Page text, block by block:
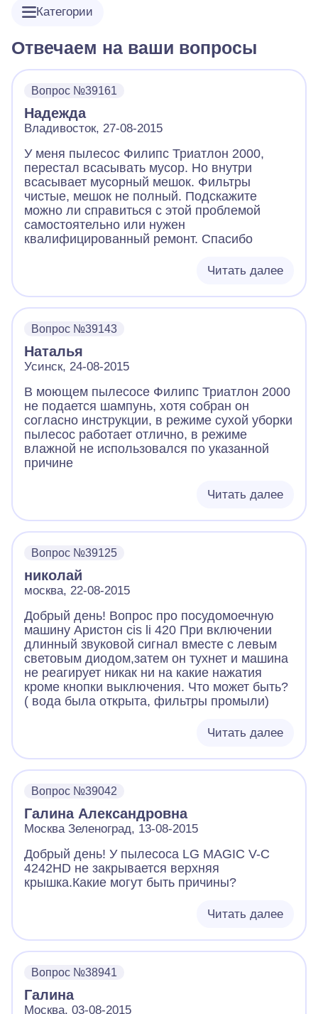
Категории
Отвечаем на ваши вопросы
Вопрос №39161
Надежда
Владивосток, 27-08-2015
У меня пылесос Филипс Триатлон 2000,
перестал всасывать мусор. Но внутри
всасывает мусорный мешок. Фильтры
чистые, мешок не полный. Подскажите
можно ли справиться с этой проблемой
самостоятельно или нужен
квалифицированный ремонт. Спасибо
Читать далее
Вопрос №39143
Наталья
Усинск, 24-08-2015
В моющем пылесосе Филипс Триатлон 2000
не подается шампунь, хотя собран он
согласно инструкции, в режиме сухой уборки
пылесос работает отлично, в режиме
влажной не использовался по указанной
причине
Читать далее
Вопрос №39125
николай
москва, 22-08-2015
Добрый день! Вопрос про посудомоечную
машину Аристон cis li 420 При включении
длинный звуковой сигнал вместе с левым
световым диодом,затем он тухнет и машина
не реагирует никак ни на какие нажатия
кроме кнопки выключения. Что может быть?
( вода была открыта, фильтры промыли)
Читать далее
Вопрос №39042
Галина Александровна
Москва Зеленоград, 13-08-2015
Добрый день! У пылесоса LG MAGIC V-C
4242HD не закрывается верхняя
крышка.Какие могут быть причины?
Читать далее
Вопрос №38941
Галина
Москва, 03-08-2015